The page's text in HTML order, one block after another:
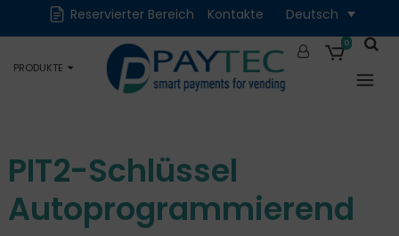
Reservierter Bereich Kontakte Deutsch
PRODUKTE
Digital
Zubehör und
Ersatzteile
Okkasion
0
PIT2-Schlüssel
Autoprogrammierend